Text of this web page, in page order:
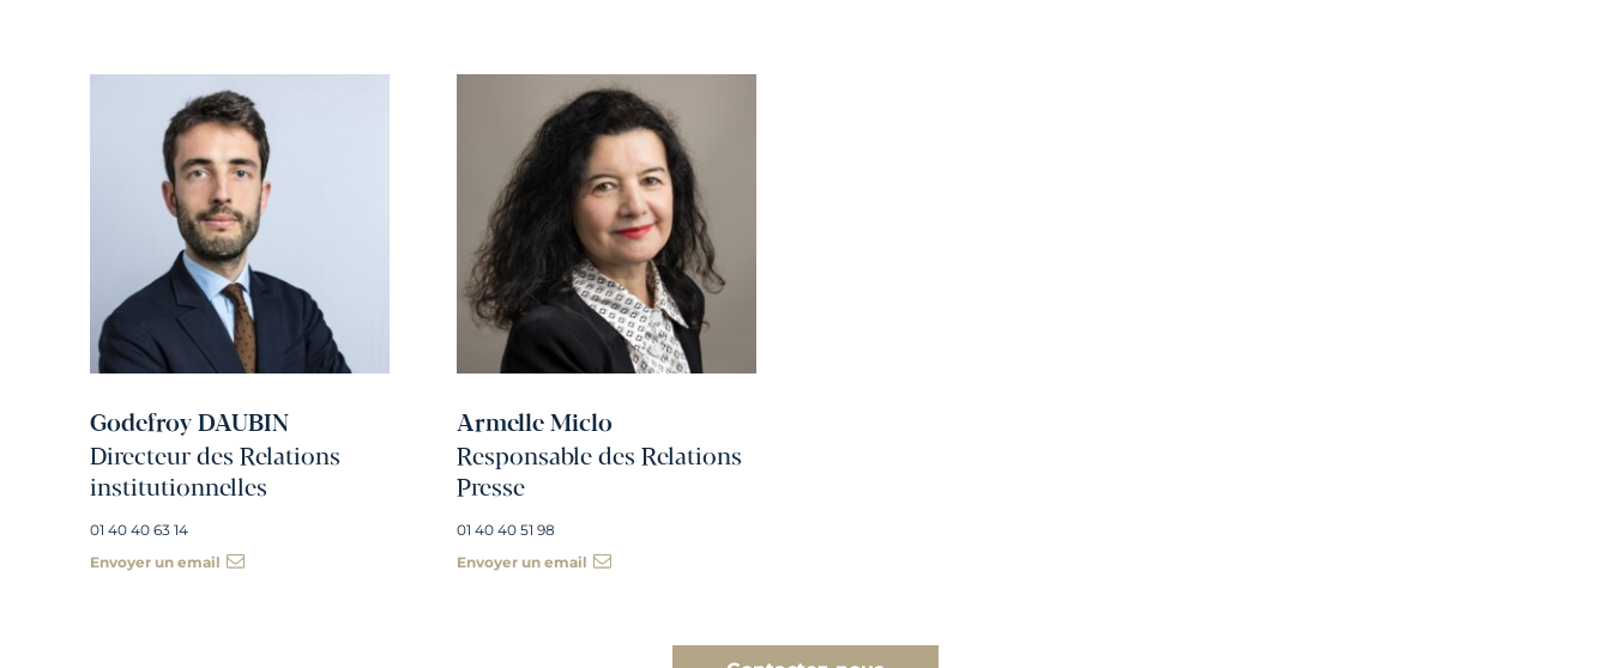
Godefroy DAUBIN
Directeur des Relations
institutionnelles
01 40 40 63 14
Envoyer un email
Armelle Miclo
Responsable des Relations
Presse
01 40 40 51 98
Envoyer un email